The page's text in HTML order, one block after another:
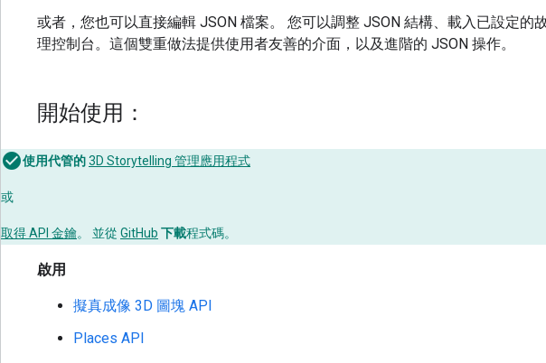
或者，您也可以直接編輯 JSON 檔案。 您可以調整 JSON 結構、載入已設定的
理控制台。這個雙重做法提供使用者友善的介面，以及進階的 JSON 操作。
開始使用：
使用代管的3D Storytelling 管理應用程式
或
取得 API 金鑰。 並從 GitHub 下載程式碼。
啟用
擬真成像 3D 圖塊 API
Places API